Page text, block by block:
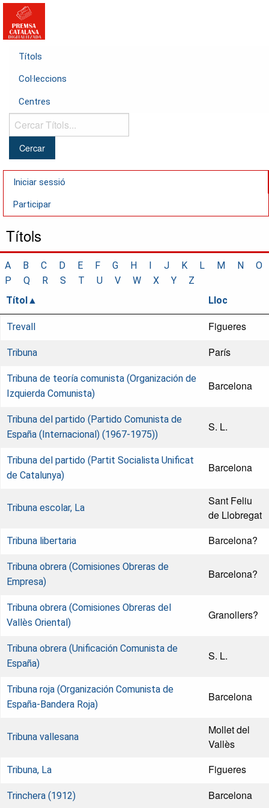
Títols
Col·leccions
Centres
Cercar
Títols...
Iniciar sessió
Participar
Títols
A B C D E F G H I J K L M N
O
P
Q R S T U V W X Y
Z
Títol
Lloc
Trevall Figueres
Tribuna París
Tribuna de teoría comunista (Organización de
Izquierda Comunista)
Barcelona
Tribuna del partido (Partido Comunista de
España (Internacional) (1967-1975))
S. L.
Tribuna del partido (Partit Socialista Unificat
de Catalunya)
Barcelona
Tribuna escolar, La
Sant Feliu
de Llobregat
Tribuna libertaria Barcelona?
Tribuna obrera (Comisiones Obreras de
Empresa)
Barcelona?
Tribuna obrera (Comisiones Obreras del
Vallès Oriental)
Granollers?
Tribuna obrera (Unificación Comunista de
España)
S. L.
Tribuna roja (Organización Comunista de
España-Bandera Roja)
Barcelona
Tribuna vallesana
Mollet del
Vallès
Tribuna, La Figueres
Trinchera (1912) Barcelona